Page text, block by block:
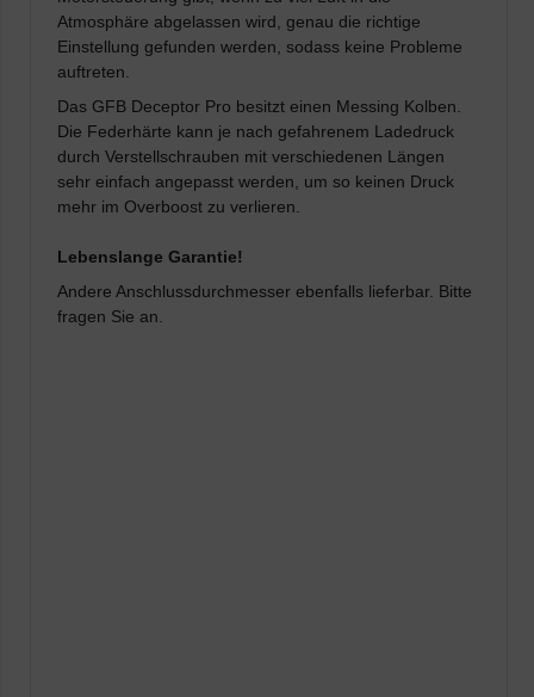
Atmosphäre abgelassen wird, genau die richtige
Einstellung gefunden werden, sodass keine Probleme
auftreten.
Das GFB Deceptor Pro besitzt einen Messing Kolben.
Die Federhärte kann je nach gefahrenem Ladedruck
durch Verstellschrauben mit verschiedenen Längen
sehr einfach angepasst werden, um so keinen Druck
mehr im Overboost zu verlieren.
Lebenslange Garantie!
Andere Anschlussdurchmesser ebenfalls lieferbar. Bitte
fragen Sie an.